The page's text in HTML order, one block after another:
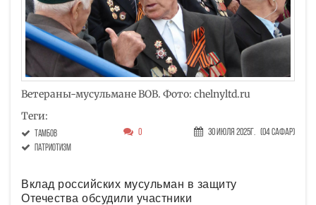
Ветераны-мусульмане ВОВ. Фото: chelnyltd.ru
Теги:
Тамбов
патриотизм
0 30 Июля 2025г. (04 Сафар)
Вклад российских мусульман в защиту
Отечества обсудили участники